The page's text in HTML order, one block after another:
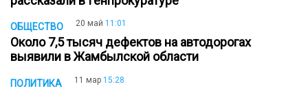
ОБЩЕСТВО 20 май 11:01
Около 7,5 тысяч дефектов на автодорогах
выявили в Жамбылской области
ПОЛИТИКА 11 мар 15:28